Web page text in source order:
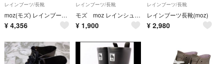
レインブーツ/長靴
moz(モズ) レインブーツ レディース シューズ レインシューズ
¥ 4,356
レインブーツ/長靴
モズ moz レインシューズ Lサイズ 24cm
¥ 1,900
レインブーツ/長靴
レインブーツ長靴(moz)
¥ 2,980